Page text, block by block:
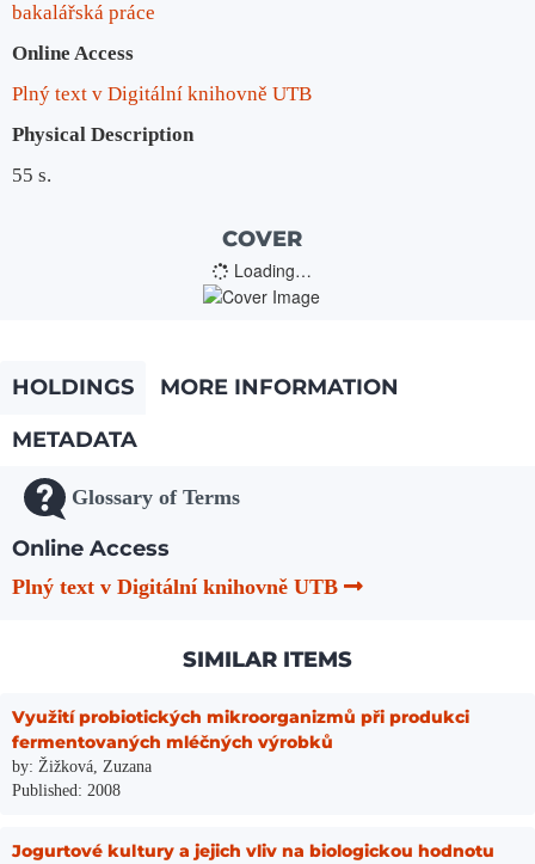
bakalářská práce
Online Access
Plný text v Digitální knihovně UTB
Physical Description
55 s.
COVER
Loading…
HOLDINGS
MORE INFORMATION
METADATA
Glossary of Terms
Online Access
Plný text v Digitální knihovně UTB
SIMILAR ITEMS
Využití probiotických mikroorganizmů při produkci
fermentovaných mléčných výrobků
by: Žižková, Zuzana
Published: 2008
Jogurtové kultury a jejich vliv na biologickou hodnotu